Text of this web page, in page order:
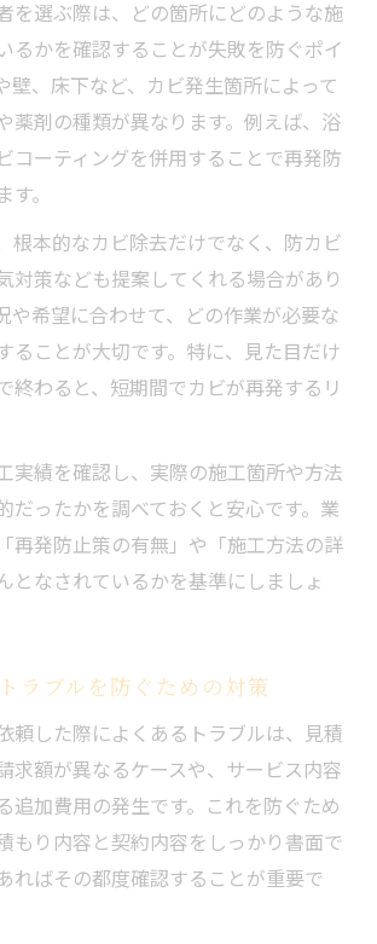
を選ぶ際は、どの箇所にどのような施
るかを確認することが失敗を防ぐポイ
壁、床下など、カビ発生箇所によって
薬剤の種類が異なります。例えば、浴
コーティングを併用することで再発防
。
根本的なカビ除去だけでなく、防カビ
対策なども提案してくれる場合があり
や希望に合わせて、どの作業が必要な
ることが大切です。特に、見た目だけ
終わると、短期間でカビが再発するリ
実績を確認し、実際の施工箇所や方法
だったかを調べておくと安心です。業
再発防止策の有無」や「施工方法の詳
となされているかを基準にしましょ
ラブルを防ぐための対策
頼した際によくあるトラブルは、見積
求額が異なるケースや、サービス内容
追加費用の発生です。これを防ぐため
もり内容と契約内容をしっかり書面で
ればその都度確認することが重要で